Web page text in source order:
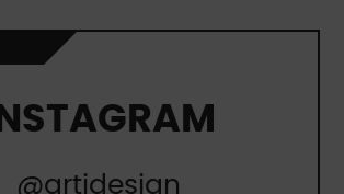
INSTAGRAM
@artidesign